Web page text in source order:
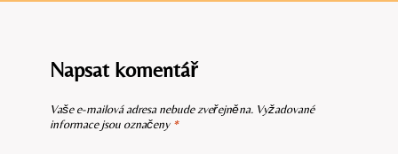
Napsat komentář
Vaše e-mailová adresa nebude zveřejněna. Vyžadované
informace jsou označeny *